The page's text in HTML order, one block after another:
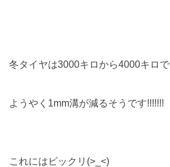
冬タイヤは3000キロから4000キロで
ようやく1mm溝が減るそうです!!!!!!!
これにはビックリ(>_<)